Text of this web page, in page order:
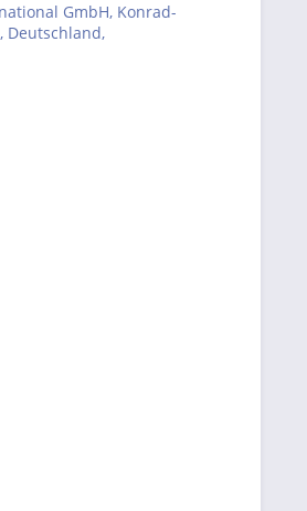
GmbH, Konrad-
Deutschland,